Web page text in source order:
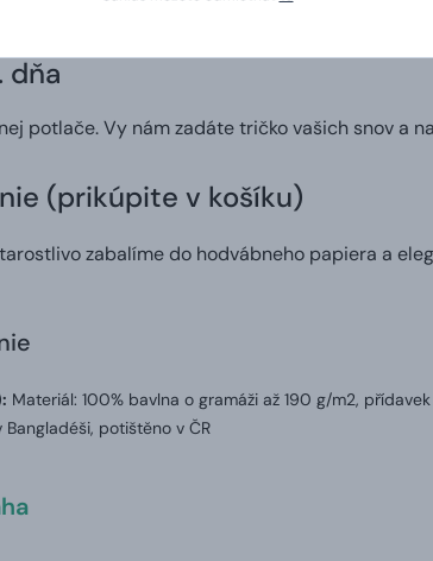
dňa
potlače. Vy nám zadáte tričko vašich snov a
(prikúpite v košíku)
zabalíme do hodvábneho papiera a
Materiál: 100% bavlna o gramáži až 190 g/m2,
potištěno v ČR